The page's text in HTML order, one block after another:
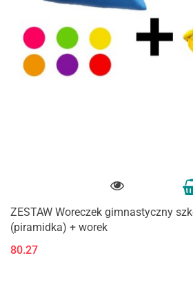
ZESTAW Woreczek gimnastyczny
(piramidka) + worek
80.27